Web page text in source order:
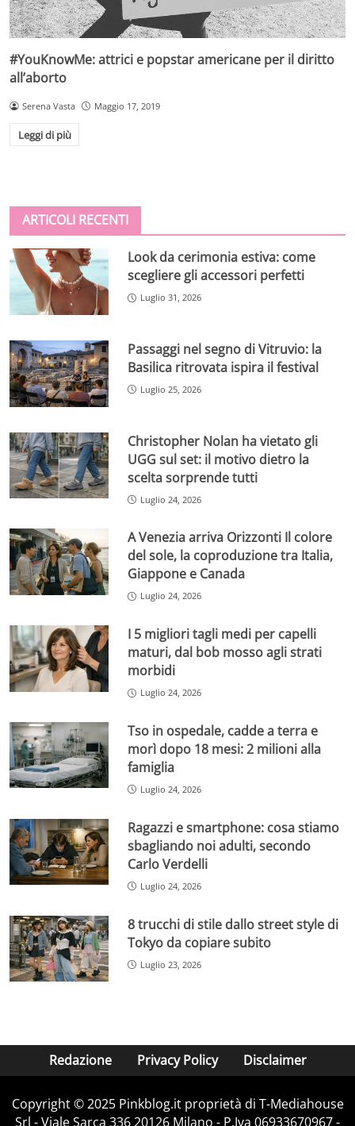
#YouKnowMe: attrici e popstar americane per il diritto
all’aborto
Serena Vasta Maggio 17, 2019
Leggi di più
ARTICOLI RECENTI
Look da cerimonia estiva: come
scegliere gli accessori perfetti
Luglio 31, 2026
Passaggi nel segno di Vitruvio: la
Basilica ritrovata ispira il festival
Luglio 25, 2026
Christopher Nolan ha vietato gli
UGG sul set: il motivo dietro la
scelta sorprende tutti
Luglio 24, 2026
A Venezia arriva Orizzonti Il colore
del sole, la coproduzione tra Italia,
Giappone e Canada
Luglio 24, 2026
I 5 migliori tagli medi per capelli
maturi, dal bob mosso agli strati
morbidi
Luglio 24, 2026
Tso in ospedale, cadde a terra e
morì dopo 18 mesi: 2 milioni alla
famiglia
Luglio 24, 2026
Ragazzi e smartphone: cosa stiamo
sbagliando noi adulti, secondo
Carlo Verdelli
Luglio 24, 2026
8 trucchi di stile dallo street style di
Tokyo da copiare subito
Luglio 23, 2026
Redazione Privacy Policy Disclaimer
Copyright © 2025 Pinkblog.it proprietà di T-Mediahouse
Srl - Viale Sarca 336 20126 Milano - P.Iva 06933670967 -